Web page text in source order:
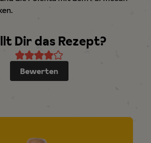
Dir das Rezept?
Bewerten